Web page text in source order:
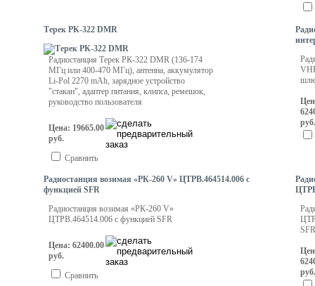
Терек РК-322 DMR
Радиостанция Терек РК-322 DMR (136-174
МГц или 400-470 МГц), антенна, аккумулятор
Li-Pol 2270 mAh, зарядное устройство
"стакан", адаптер питания, клипса, ремешок,
руководство пользователя
Цена: 19665.00
руб.
Сравнить
руб.
Радиостанция возимая «РК-260 V» ЦТРВ.464514.006 с
функцией SFR
Радиостанция возимая «РК-260 V»
ЦТРВ.464514.006 с функцией SFR
Цена: 62400.00
руб.
Сравнить
SFR
руб.